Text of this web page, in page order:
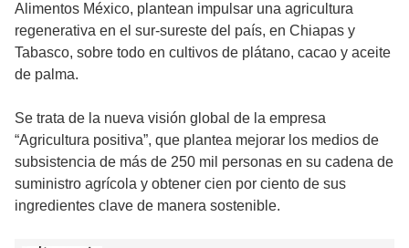
Alimentos México, plantean impulsar una agricultura
regenerativa en el sur-sureste del país, en Chiapas y
Tabasco, sobre todo en cultivos de plátano, cacao y aceite
de palma.
Se trata de la nueva visión global de la empresa
“Agricultura positiva”, que plantea mejorar los medios de
subsistencia de más de 250 mil personas en su cadena de
suministro agrícola y obtener cien por ciento de sus
ingredientes clave de manera sostenible.